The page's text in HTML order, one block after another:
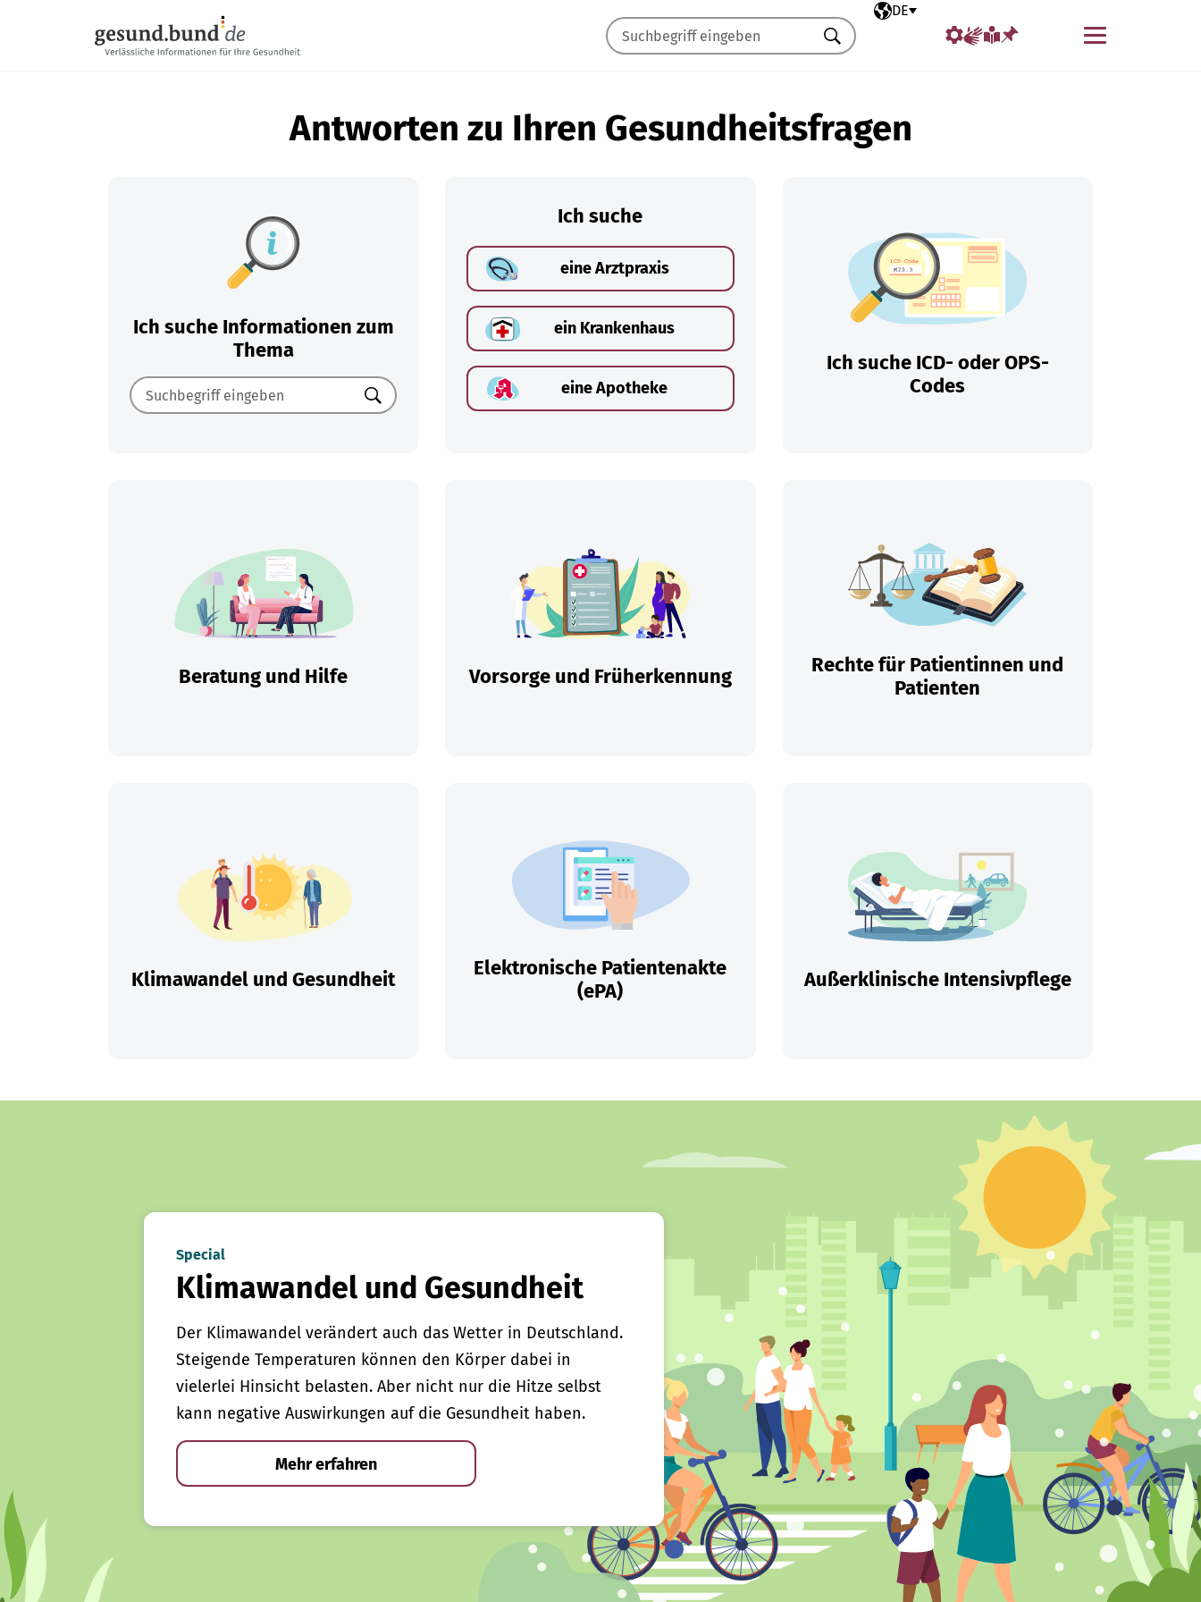
Ausgewählte Sprache
DE
Menü
Suchen
Antworten zu Ihren Gesundheitsfragen
Ich suche Informationen zum
Thema
Suchen
Ich suche
eine Arztpraxis
ein Krankenhaus
eine Apotheke
Ich suche ICD- oder OPS-
Codes
Beratung und Hilfe Vorsorge und Früherkennung
Rechte für Patientinnen und
Patienten
Klimawandel und Gesundheit
Elektronische Patientenakte
(ePA)
Außerklinische Intensivpflege
Special
Klimawandel und Gesundheit
Der Klimawandel verändert auch das Wetter in Deutschland.
Steigende Temperaturen können den Körper dabei in
vielerlei Hinsicht belasten. Aber nicht nur die Hitze selbst
kann negative Auswirkungen auf die Gesundheit haben.
Mehr erfahren